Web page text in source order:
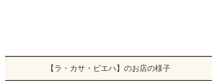
【ラ・カサ・ビエハ】のお店の様子